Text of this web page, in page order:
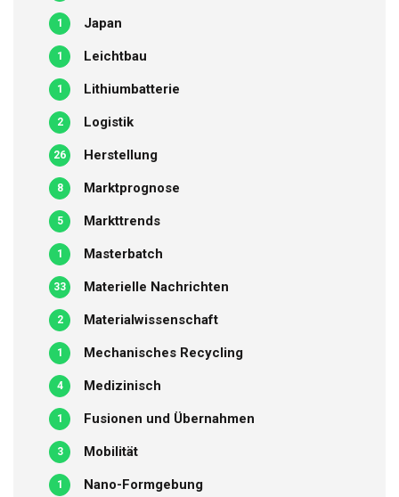
Japan
1
Leichtbau
1
Lithiumbatterie
1
Logistik
2
Herstellung
26
Marktprognose
8
Markttrends
5
Masterbatch
1
Materielle Nachrichten
33
Materialwissenschaft
2
Mechanisches Recycling
1
Medizinisch
4
Fusionen und Übernahmen
1
Mobilität
3
Nano-Formgebung
1